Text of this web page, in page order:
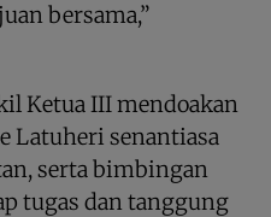
bersama,”
Ketua III mendoakan
Latuheri senantiasa
serta bimbingan
tugas dan tanggung